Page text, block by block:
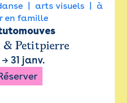
arts visuels
à
en famille
& Petitpierre
31 janv.